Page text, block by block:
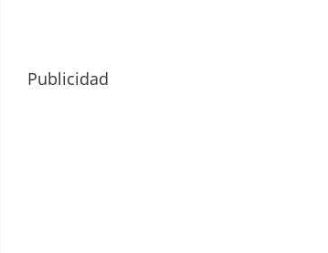
Publicidad